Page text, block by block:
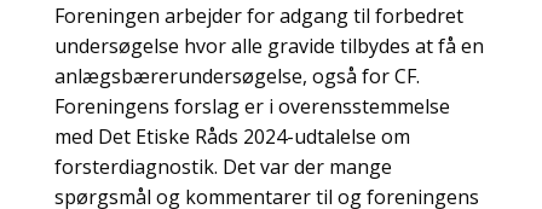
Foreningen arbejder for adgang til forbedret
undersøgelse hvor alle gravide tilbydes at få en
anlægsbærerundersøgelse, også for CF.
Foreningens forslag er i overensstemmelse
med Det Etiske Råds 2024-udtalelse om
forsterdiagnostik. Det var der mange
spørgsmål og kommentarer til og foreningens